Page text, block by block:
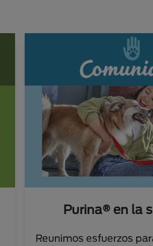
Purina® en la
Reunimos esfuerzos